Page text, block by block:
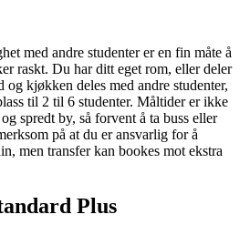
med andre studenter er en fin måte å
raskt. Du har ditt eget rom, eller deler
og kjøkken deles med andre studenter,
til 2 til 6 studenter. Måltider er ikke
spredt by, så forvent å ta buss eller
på at du er ansvarlig for å
men transfer kan bookes mot ekstra
Plus